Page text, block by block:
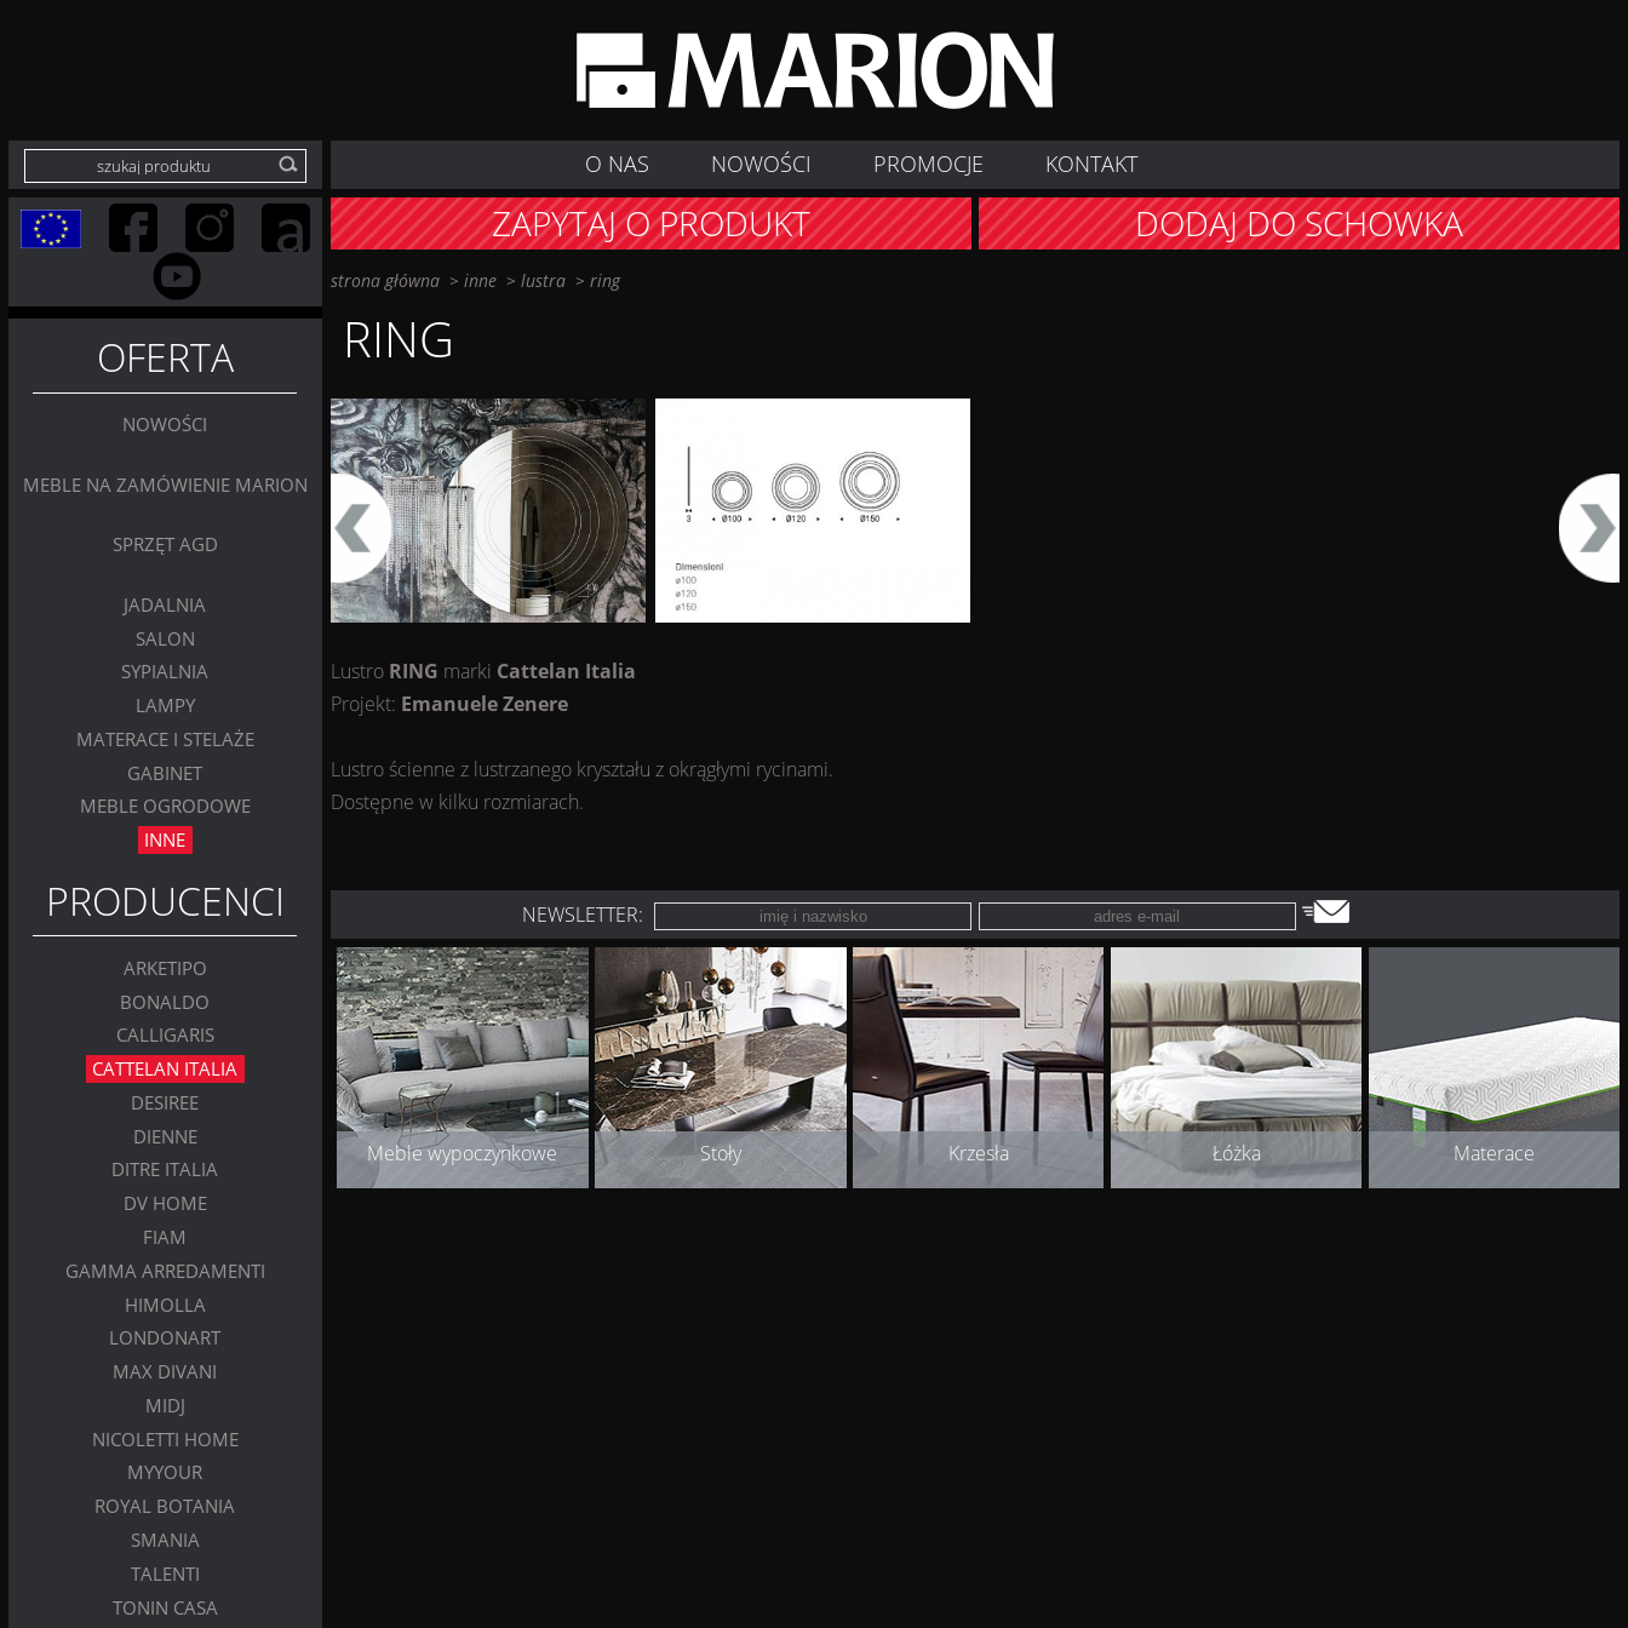
O NAS NOWOŚCI PROMOCJE KONTAKT
OFERTA
NOWOŚCI
MEBLE NA ZAMÓWIENIE MARION
SPRZĘT AGD
JADALNIA
SALON
SYPIALNIA
LAMPY
MATERACE I STELAŻE
GABINET
MEBLE OGRODOWE
INNE
PRODUCENCI
ARKETIPO
BONALDO
CALLIGARIS
CATTELAN ITALIA
DESIREE
DIENNE
DITRE ITALIA
DV HOME
FIAM
GAMMA ARREDAMENTI
HIMOLLA
LONDONART
MAX DIVANI
MIDJ
NICOLETTI HOME
MYYOUR
ROYAL BOTANIA
SMANIA
TALENTI
TONIN CASA
ZAPYTAJ O PRODUKT DODAJ DO SCHOWKA
strona główna> inne> lustra> ring
RING
LustroRING marki Cattelan Italia
Projekt: Emanuele Zenere
Lustro ścienne z lustrzanego kryształu z okrągłymi rycinami.
Dostępne w kilku rozmiarach.
NEWSLETTER:
Meble wypoczynkowe Stoły Krzesła Łóżka Materace